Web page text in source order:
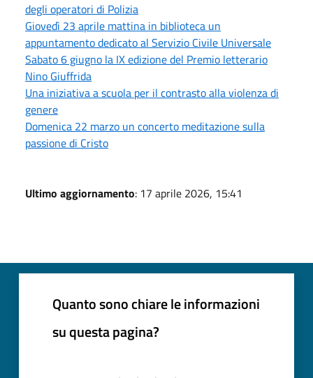
degli operatori di Polizia
Giovedì 23 aprile mattina in biblioteca un
appuntamento dedicato al Servizio Civile Universale
Sabato 6 giugno la IX edizione del Premio letterario
Nino Giuffrida
Una iniziativa a scuola per il contrasto alla violenza di
genere
Domenica 22 marzo un concerto meditazione sulla
passione di Cristo
Ultimo aggiornamento: 17 aprile 2026, 15:41
Quanto sono chiare le informazioni
su questa pagina?